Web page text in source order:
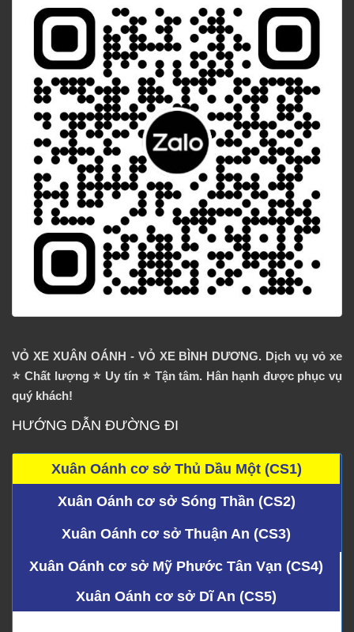
VỎ XE XUÂN OÁNH - VỎ XE BÌNH DƯƠNG. Dịch vụ vỏ xe
⭐️ Chất lượng ⭐️ Uy tín ⭐️ Tận tâm. Hân hạnh được phục vụ
quý khách!
HƯỚNG DẪN ĐƯỜNG ĐI
Xuân Oánh cơ sở Thủ Dầu Một (CS1)
Xuân Oánh cơ sở Sóng Thần (CS2)
Xuân Oánh cơ sở Thuận An (CS3)
Xuân Oánh cơ sở Mỹ Phước Tân Vạn (CS4)
Xuân Oánh cơ sở Dĩ An (CS5)